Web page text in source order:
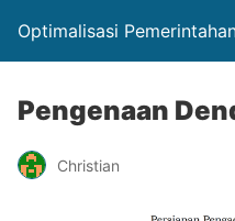
Optimalisasi
Pengenaan
Christian